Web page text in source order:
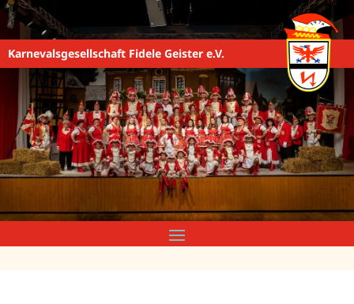
Karnevalsgesellschaft Fidele Geister e.V.